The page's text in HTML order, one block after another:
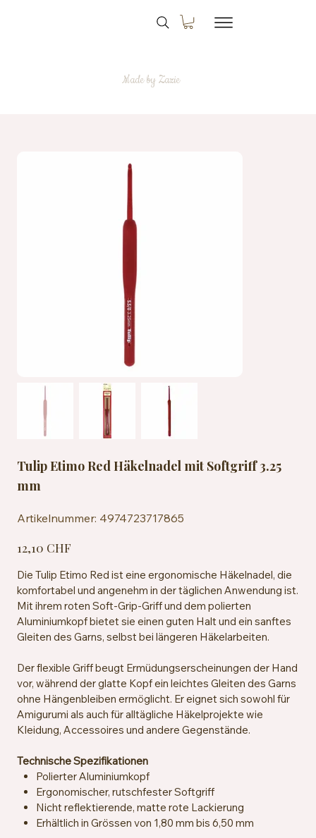
Made by Zazie
Tulip Etimo Red Häkelnadel mit Softgriff 3.25
mm
Artikelnummer: 4974723717865
4974723717865
12,10 CHF
Die Tulip Etimo Red ist eine ergonomische Häkelnadel, die
komfortabel und angenehm in der täglichen Anwendung ist.
Mit ihrem roten Soft-Grip-Griff und dem polierten
Aluminiumkopf bietet sie einen guten Halt und ein sanftes
Gleiten des Garns, selbst bei längeren Häkelarbeiten.
Der flexible Griff beugt Ermüdungserscheinungen der Hand
vor, während der glatte Kopf ein leichtes Gleiten des Garns
ohne Hängenbleiben ermöglicht. Er eignet sich sowohl für
Amigurumi als auch für alltägliche Häkelprojekte wie
Kleidung, Accessoires und andere Gegenstände.
Technische Spezifikationen
Polierter Aluminiumkopf
Ergonomischer, rutschfester Softgriff
Nicht reflektierende, matte rote Lackierung
Erhältlich in Grössen von 1,80 mm bis 6,50 mm